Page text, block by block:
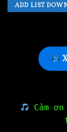
ADD LIST
Cảm